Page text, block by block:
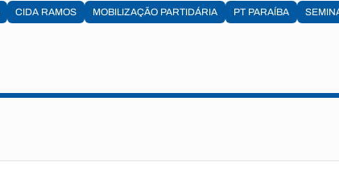
CIDA RAMOS MOBILIZAÇÃO PARTIDÁRIA PT PARAÍBA